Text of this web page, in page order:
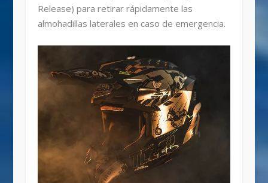
Release) para retirar rápidamente las
almohadillas laterales en caso de emergencia.